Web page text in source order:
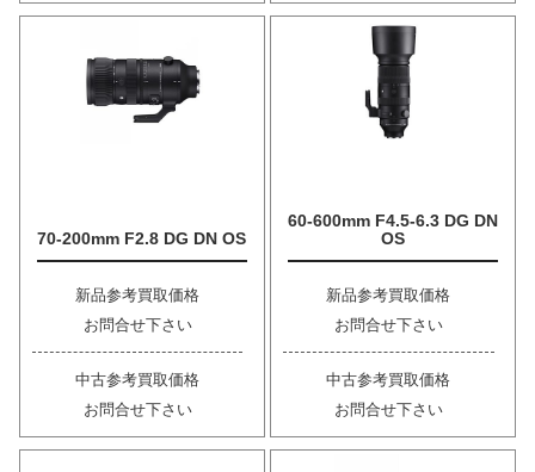
70-200mm F2.8 DG DN OS
新品参考買取価格
お問合せ下さい
中古参考買取価格
お問合せ下さい
60-600mm F4.5-6.3 DG DN
OS
新品参考買取価格
お問合せ下さい
中古参考買取価格
お問合せ下さい